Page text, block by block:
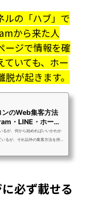
ルの「ハブ」で
から来た人
ージで情報を確
ていても、ホー
が起きます。
のWeb集客方法
・LINE・ホーム
...
るが、何から始めればいいかわか
るが、それ以外の集客方法を持っ
美容サロンのオーナーさんからよ
を組み合わせるか」さえ決まれ
ません。美容室・美容サロンのWe
必ず載せる